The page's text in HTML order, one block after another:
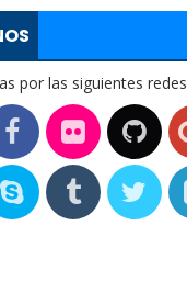
por las siguientes redes